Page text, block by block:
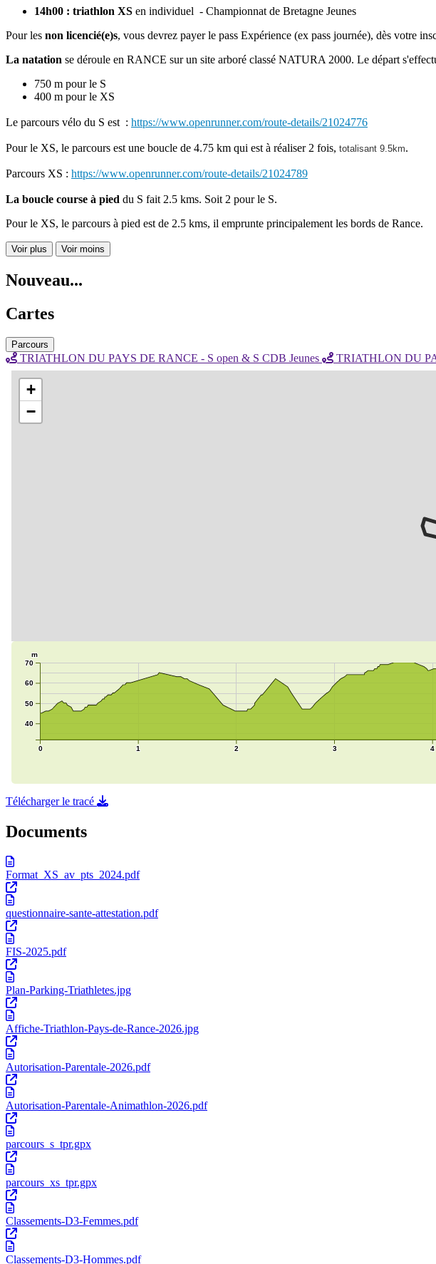
14h00 : triathlon XS en individuel - Championnat de Bretagne Jeunes
Pour les non licencié(e)s, vous devrez payer le pass Expérience (ex pass journée), dès votre
La natation se déroule en RANCE sur un site arboré classé NATURA 2000. Le départ
750 m pour le S
400 m pour le XS
Le parcours vélo du S est : https://www.openrunner.com/route-details/21024776
Pour le XS, le parcours est une boucle de 4.75 km qui est à réaliser 2 fois, totalisant 9.5km.
Parcours XS : https://www.openrunner.com/route-details/21024789
La boucle course à pied du S fait 2.5 kms. Soit 2 pour le S.
Pour le XS, le parcours à pied est de 2.5 kms, il emprunte principalement les bords de Rance.
Voir plus Voir moins
Nouveau...
Cartes
Parcours
TRIATHLON DU PAYS DE RANCE - S open & S CDB Jeunes TRIATHLON DU
Télécharger le tracé
Documents
Format_XS_av_pts_2024.pdf
questionnaire-sante-attestation.pdf
FIS-2025.pdf
Plan-Parking-Triathletes.jpg
Affiche-Triathlon-Pays-de-Rance-2026.jpg
Autorisation-Parentale-2026.pdf
Autorisation-Parentale-Animathlon-2026.pdf
parcours_s_tpr.gpx
parcours_xs_tpr.gpx
Classements-D3-Femmes.pdf
Classements-D3-Hommes.pdf